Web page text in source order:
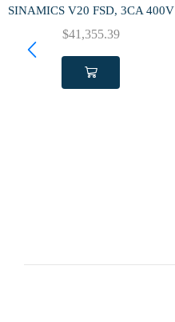
SINAMICS V20 FSD, 3CA 400V
$41,355.39